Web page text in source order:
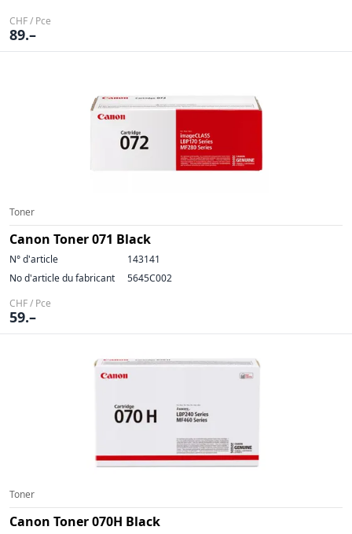
CHF / Pce
89.–
Toner
Canon Toner 071 Black
N° d'article
143141
No d'article du fabricant
5645C002
CHF / Pce
59.–
Toner
Canon Toner 070H Black